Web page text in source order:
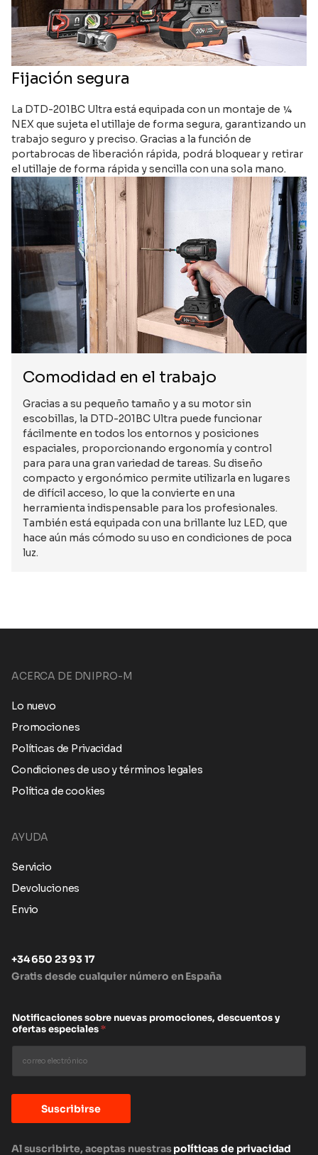
Fijación segura
La DTD-201BC Ultra está equipada con un montaje de ¼
NEX que sujeta el utillaje de forma segura, garantizando un
trabajo seguro y preciso. Gracias a la función de
portabrocas de liberación rápida, podrá bloquear y retirar
el utillaje de forma rápida y sencilla con una sola mano.
Comodidad en el trabajo
Gracias a su pequeño tamaño y a su motor sin
escobillas, la DTD-201BC Ultra puede funcionar
fácilmente en todos los entornos y posiciones
espaciales, proporcionando ergonomía y control
para para una gran variedad de tareas. Su diseño
compacto y ergonómico permite utilizarla en lugares
de difícil acceso, lo que la convierte en una
herramienta indispensable para los profesionales.
También está equipada con una brillante luz LED, que
hace aún más cómodo su uso en condiciones de poca
luz.
ACERCA DE DNIPRO-M
Lo nuevo
Promociones
Políticas de Privacidad
Condiciones de uso y términos legales
Política de cookies
AYUDA
Servicio
Devoluciones
Envio
+34 650 23 93 17
Gratis desde cualquier número en España
Notificaciones sobre nuevas promociones, descuentos y
ofertas especiales*
Suscribirse
Al suscribirte, aceptas nuestraspolíticas de privacidad